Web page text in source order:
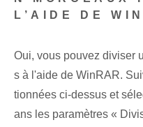
L’AIDE DE
Oui, vous pouvez diviser
s à l'aide de WinRAR.
tionnées ci-dessus et
ans les paramètres «